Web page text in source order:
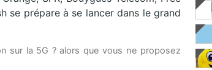
se prépare à se lancer dans le grand
sur la 5G ? alors que vous ne proposez